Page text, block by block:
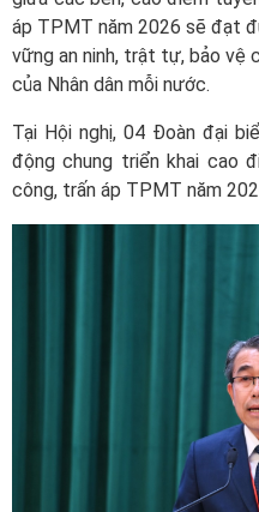
áp TPMT năm 2026 sẽ đạt
vững an ninh, trật tự, bảo vệ
của Nhân dân mỗi nước.
Tại Hội nghị, 04 Đoàn đại
động chung triển khai cao
công, trấn áp TPMT năm